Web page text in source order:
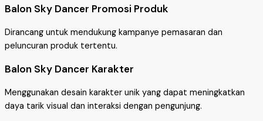
Balon Sky Dancer Promosi Produk
Dirancang untuk mendukung kampanye pemasaran dan
peluncuran produk tertentu.
Balon Sky Dancer Karakter
Menggunakan desain karakter unik yang dapat meningkatkan
daya tarik visual dan interaksi dengan pengunjung.